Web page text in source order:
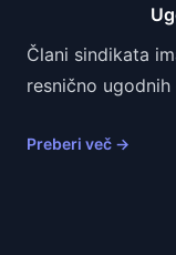
Člani sindikata
resnično ugodnih
Preberi več →